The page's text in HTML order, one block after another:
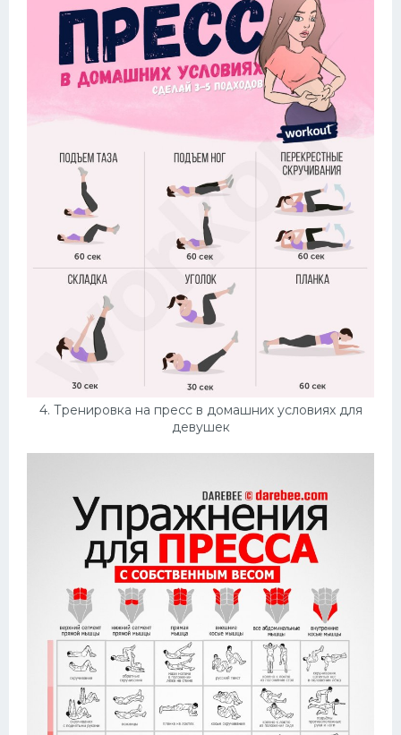
4. Тренировка на пресс в домашних условиях для
девушек